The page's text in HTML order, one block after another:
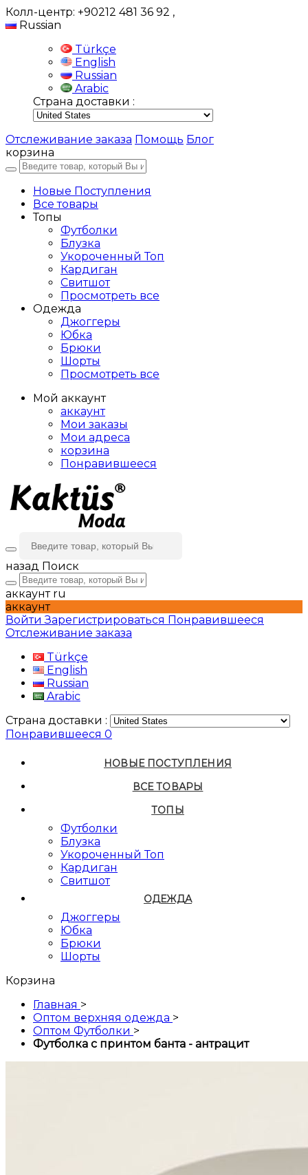
Колл-центр: +90212 481 36 92 ,
Russian
Türkçe
English
Russian
Arabic
Страна доставки :
Отслеживание заказа Помощь Блог
корзина
Новые Поступления
Все товары
Топы
Футболки
Блузка
Укороченный Топ
Кардиган
Свитшот
Просмотреть все
Одежда
Джоггеры
Юбка
Брюки
Шорты
Просмотреть все
Мой аккаунт
аккаунт
Мои заказы
Мои адреса
корзина
Понравившееся
назад Поиск
аккаунт ru
аккаунт
ВойтиЗарегистрироваться Понравившееся
Отслеживание заказа
Türkçe
English
Russian
Arabic
Страна доставки :
Понравившееся 0
НОВЫЕ ПОСТУПЛЕНИЯ
ВСЕ ТОВАРЫ
ТОПЫ
Футболки
Блузка
Укороченный Топ
Кардиган
Свитшот
ОДЕЖДА
Джоггеры
Юбка
Брюки
Шорты
Корзина
Главная >
Оптом верхняя одежда >
Оптом Футболки >
Футболка с принтом банта - антрацит